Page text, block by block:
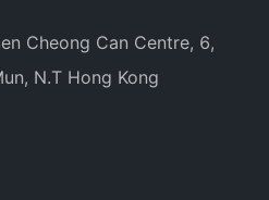
Cheong Can Centre, 6,
N.T Hong Kong